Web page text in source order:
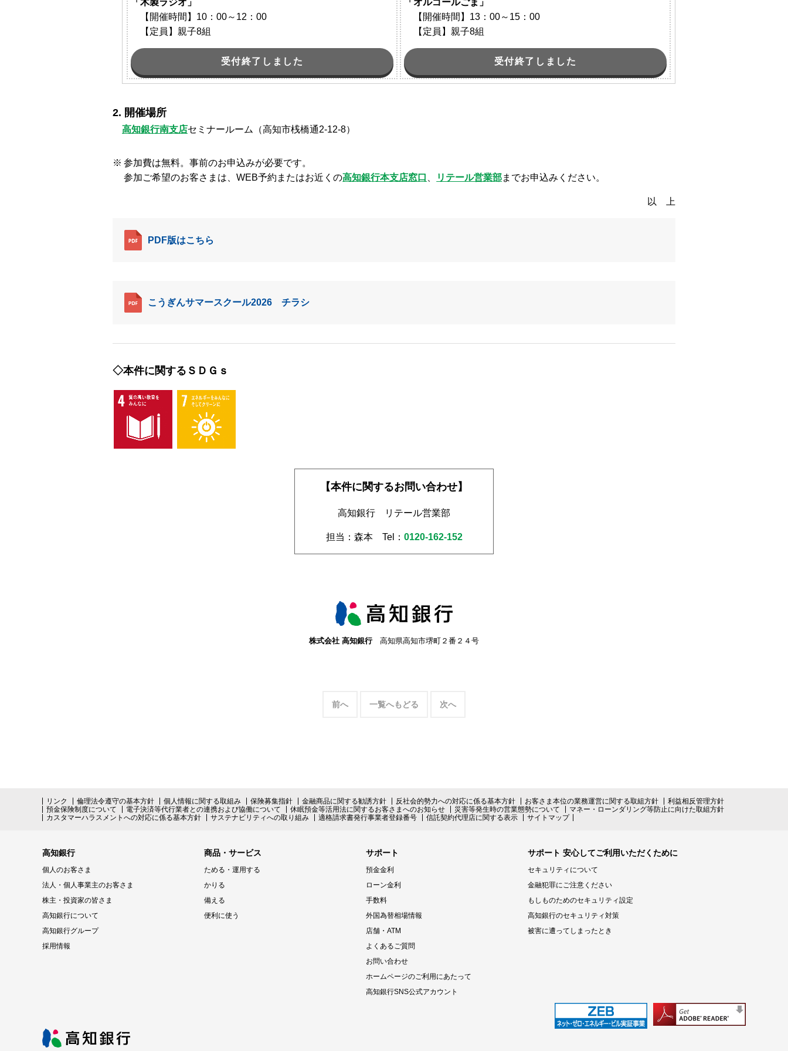
「木製ラジオ」
【開催時間】10：00～12：00
【定員】親子8組
受付終了しました
「オルゴールごま」
【開催時間】13：00～15：00
【定員】親子8組
受付終了しました
開催場所
高知銀行南支店セミナールーム （高知市桟橋通2-12-8）
参加費は無料。事前のお申込みが必要です。
参加ご希望のお客さまは、WEB予約またはお近くの高知銀行本支店窓口 リテール営業部までお申込みください。
以 上
PDF版はこちら
こうぎんサマースクール2026 チラシ
◇本件に関するＳＤＧｓ
【本件に関するお問い合わせ】
高知銀行 リテール営業部
担当：森本 Tel： 0120-162-152
株式会社 高知銀行高知県高知市堺町２番２４号
前へ 一覧へもどる 次へ
リンク 倫理法令遵守の基本方針 個人情報に関する取組み 保険募集指針 金融商品に関する勧誘方針 反社会的勢力への対応に係る基本方針 お客さま本位の業務運営に関する取組方針
利益相反管理方針
預金保険制度について
電子決済等代行業者との連携および協働について 休眠預金等活用法に関するお客さまへのお知らせ 災害等発生時の営業態勢について
マネー・ローンダリング等防止に向けた取組方針
カスタマーハラスメントへの対応に係る基本方針
サステナビリティへの取り組み 適格請求書発行事業者登録番号 信託契約代理店に関する表示 サイトマップ
高知銀行
個人のお客さま
法人・個人事業主のお客さま
株主・投資家の皆さま
高知銀行について
高知銀行グループ
採用情報
商品・サービス
ためる・運用する
かりる
備える
便利に使う
サポート
預金金利
ローン金利
手数料
外国為替相場情報
店舗・ATM
よくあるご質問
お問い合わせ
ホームページのご利用にあたって
高知銀行SNS公式アカウント
サポート 安心してご利用いただくために
セキュリティについて
金融犯罪にご注意ください
もしものためのセキュリティ設定
高知銀行のセキュリティ対策
被害に遭ってしまったとき